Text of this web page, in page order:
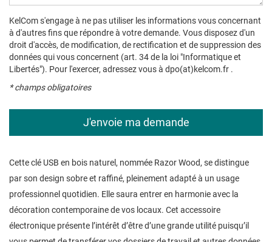
KelCom s'engage à ne pas utiliser les informations vous concernant
à d'autres fins que répondre à votre demande. Vous disposez d'un
droit d'accès, de modification, de rectification et de suppression des
données qui vous concernent (art. 34 de la loi "Informatique et
Libertés"). Pour l'exercer, adressez vous à dpo(at)kelcom.fr .
* champs obligatoires
Cette clé USB en bois naturel, nommée Razor Wood, se distingue
par son design sobre et raffiné, pleinement adapté à un usage
professionnel quotidien. Elle saura entrer en harmonie avec la
décoration contemporaine de vos locaux. Cet accessoire
électronique présente l’intérêt d’être d’une grande utilité puisqu’il